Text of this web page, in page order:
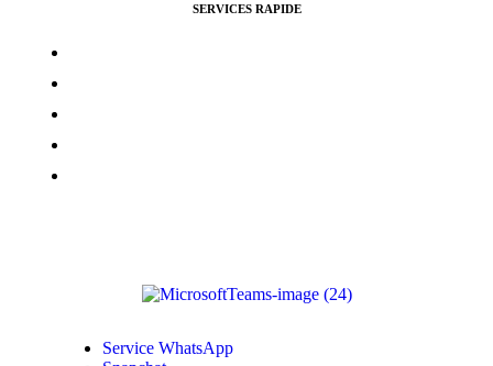
SERVICES RAPIDE
Service WhatsApp